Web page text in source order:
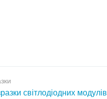
світлодіодних модулів